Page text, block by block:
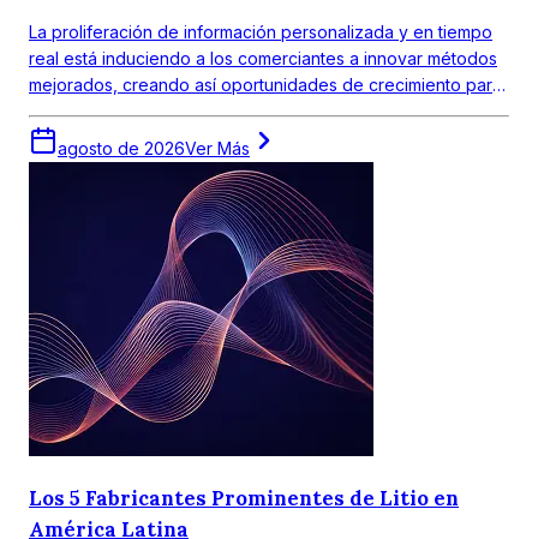
La proliferación de información personalizada y en tiempo
real está induciendo a los comerciantes a innovar métodos
mejorados, creando así oportunidades de crecimiento para
los principales actores de las plataformas de datos de
clientes.
agosto de 2026Ver Más
Los 5 Fabricantes Prominentes de Litio en
América Latina